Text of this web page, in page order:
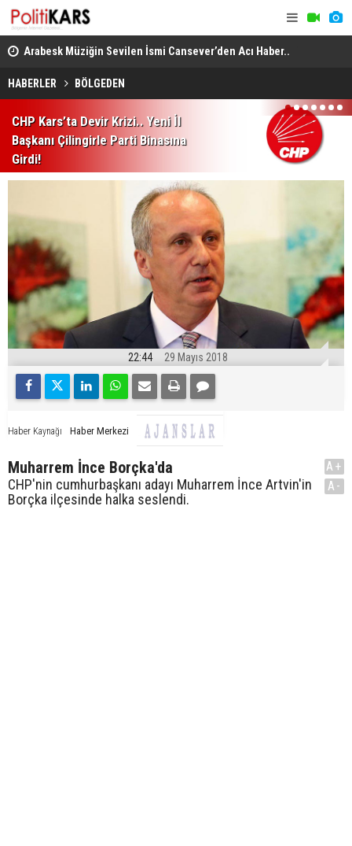
Arabesk Müziğin Sevilen İsmi Cansever’den Acı Haber..
Almanya’da Hayatını Kaybetti!
HABERLER BÖLGEDEN
CHP Kars’ta Devir Krizi.. Yeni İl
Başkanı Çilingirle Parti Binasına
Girdi!
1 2 3 4 5 6 7
22:44 29 Mayıs 2018
Haber Kaynağı Haber Merkezi
Muharrem İnce Borçka'da
CHP'nin cumhurbaşkanı adayı Muharrem İnce Artvin'in
Borçka ilçesinde halka seslendi.
A+
A-